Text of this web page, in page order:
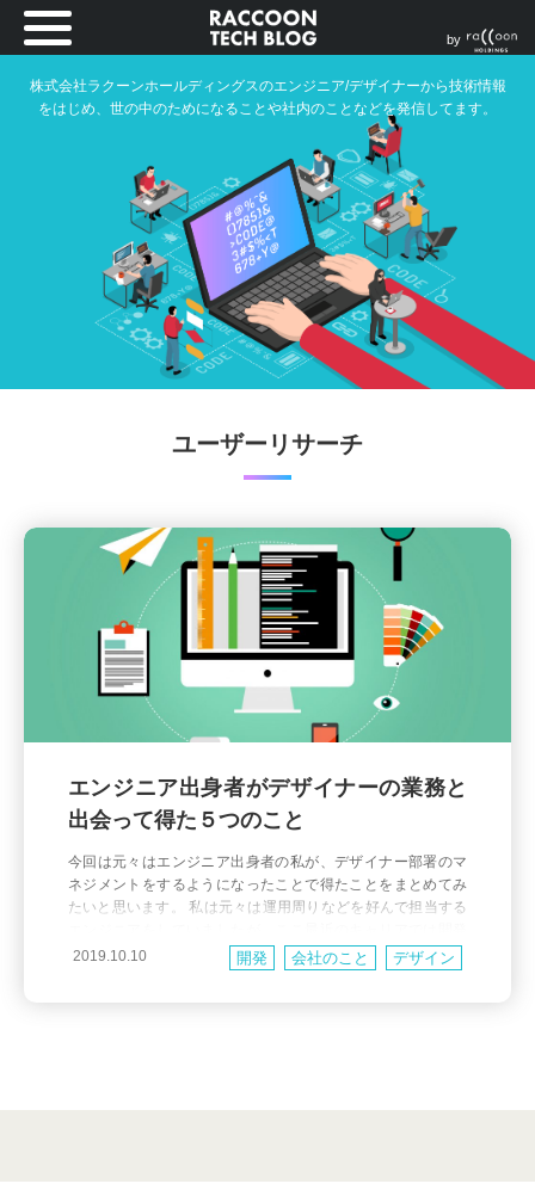
株式会社ラクーンホールディングスのエンジニア/デザイナーから技術情報
をはじめ、世の中のためになることや社内のことなどを発信してます。
by
ユーザーリサーチ
エンジニア出身者がデザイナーの業務と
出会って得た５つのこと
今回は元々はエンジニア出身者の私が、デザイナー部署のマ
ネジメントをするようになったことで得たことをまとめてみ
たいと思います。 私は元々は運用周りなどを好んで担当する
チームのマネージャ、いわゆるVPoE的な役割を担当してきま
した。ところがちょっとした大人の事情から２年程前よりデ
2019.10.10 開発 会社のこと デザイン